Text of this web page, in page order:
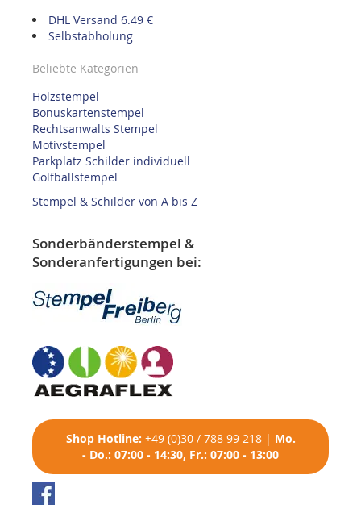
DHL Versand 6.49 €
Selbstabholung
Beliebte Kategorien
Holzstempel
Bonuskartenstempel
Rechtsanwalts Stempel
Motivstempel
Parkplatz Schilder individuell
Golfballstempel
Stempel & Schilder von A bis Z
Sonderbänderstempel &
Sonderanfertigungen bei:
Shop Hotline: +49 (0)30 / 788 99 218| Mo.
- Do.: 07:00 - 14:30, Fr.: 07:00 - 13:00